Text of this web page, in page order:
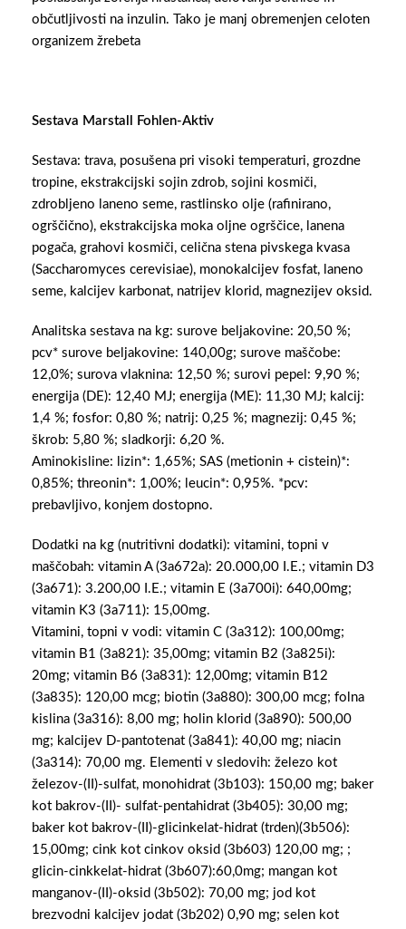
občutljivosti na inzulin. Tako je manj obremenjen celoten
organizem žrebeta
Sestava Marstall Fohlen-Aktiv
Sestava: trava, posušena pri visoki temperaturi, grozdne
tropine, ekstrakcijski sojin zdrob, sojini kosmiči,
zdrobljeno laneno seme, rastlinsko olje (rafinirano,
ogrščično), ekstrakcijska moka oljne ogrščice, lanena
pogača, grahovi kosmiči, celična stena pivskega kvasa
(Saccharomyces cerevisiae), monokalcijev fosfat, laneno
seme, kalcijev karbonat, natrijev klorid, magnezijev oksid.
Analitska sestava na kg: surove beljakovine: 20,50 %;
pcv* surove beljakovine: 140,00g; surove maščobe:
12,0%; surova vlaknina: 12,50 %; surovi pepel: 9,90 %;
energija (DE): 12,40 MJ; energija (ME): 11,30 MJ; kalcij:
1,4 %; fosfor: 0,80 %; natrij: 0,25 %; magnezij: 0,45 %;
škrob: 5,80 %; sladkorji: 6,20 %.
Aminokisline: lizin*: 1,65%; SAS (metionin + cistein)*:
0,85%; threonin*: 1,00%; leucin*: 0,95%. *pcv:
prebavljivo, konjem dostopno.
Dodatki na kg (nutritivni dodatki): vitamini, topni v
maščobah: vitamin A (3a672a): 20.000,00 I.E.; vitamin D3
(3a671): 3.200,00 I.E.; vitamin E (3a700i): 640,00mg;
vitamin K3 (3a711): 15,00mg.
Vitamini, topni v vodi: vitamin C (3a312): 100,00mg;
vitamin B1 (3a821): 35,00mg; vitamin B2 (3a825i):
20mg; vitamin B6 (3a831): 12,00mg; vitamin B12
(3a835): 120,00 mcg; biotin (3a880): 300,00 mcg; folna
kislina (3a316): 8,00 mg; holin klorid (3a890): 500,00
mg; kalcijev D-pantotenat (3a841): 40,00 mg; niacin
(3a314): 70,00 mg. Elementi v sledovih: železo kot
železov-(II)-sulfat, monohidrat (3b103): 150,00 mg; baker
kot bakrov-(II)- sulfat-pentahidrat (3b405): 30,00 mg;
baker kot bakrov-(II)-glicinkelat-hidrat (trden)(3b506):
15,00mg; cink kot cinkov oksid (3b603) 120,00 mg; ;
glicin-cinkkelat-hidrat (3b607):60,0mg; mangan kot
manganov-(II)-oksid (3b502): 70,00 mg; jod kot
brezvodni kalcijev jodat (3b202) 0,90 mg; selen kot